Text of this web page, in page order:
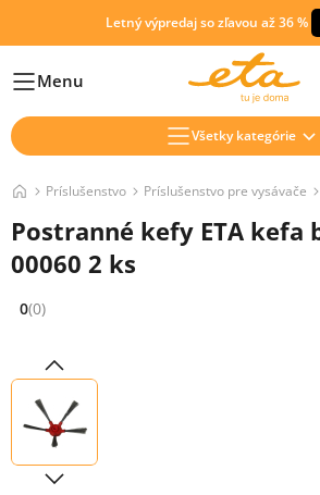
Letný výpredaj so zľavou až 36 %
HlavníMenu
Všetky kategórie
Príslušenstvo Príslušenstvo pre vysávače
Postranné kefy ETA kefa
00060 2 ks
Hodnocení: 0 z 5 (0 recenzí)
0(0)